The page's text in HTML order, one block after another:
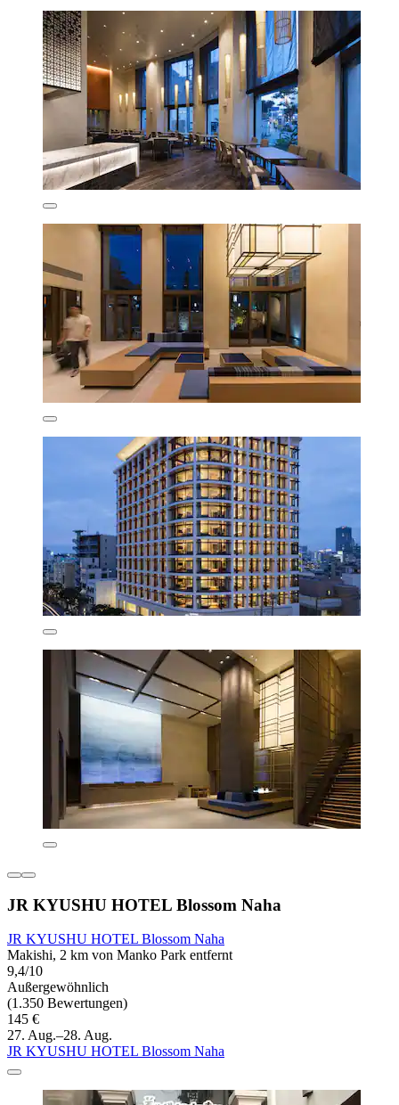
JR KYUSHU HOTEL Blossom Naha
JR KYUSHU HOTEL Blossom Naha
Makishi, 2 km von Manko Park entfernt
9,4/10
Außergewöhnlich
(1.350 Bewertungen)
145 €
27. Aug.–28. Aug.
JR KYUSHU HOTEL Blossom Naha